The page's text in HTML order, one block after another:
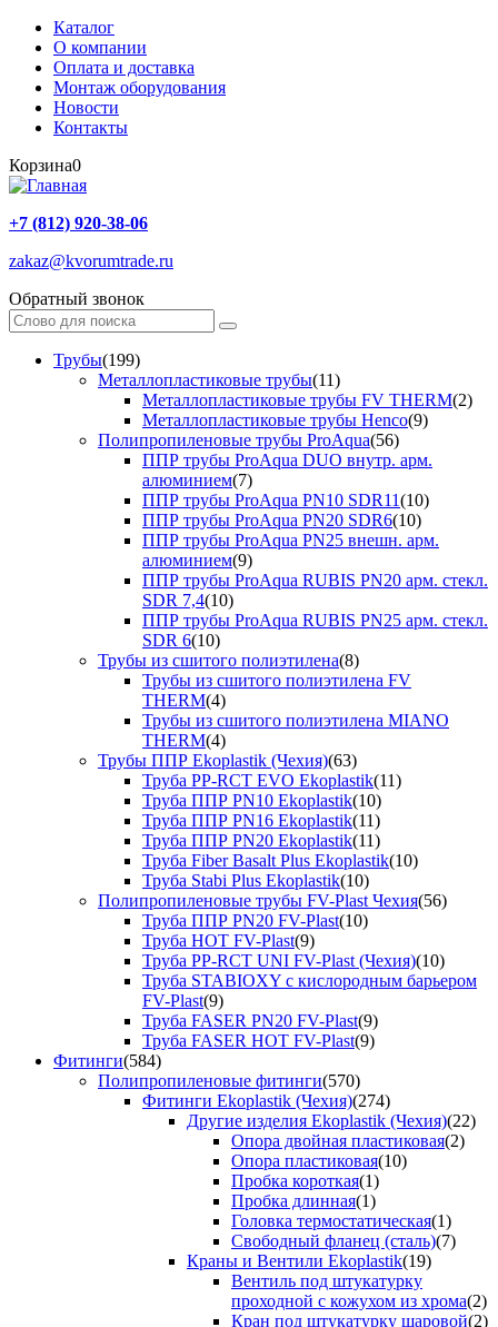
Каталог
О компании
Оплата и доставка
Монтаж оборудования
Новости
Контакты
Корзина0
+7 (812) 920-38-06
zakaz@kvorumtrade.ru
Обратный звонок
Трубы(199)
Металлопластиковые трубы(11)
Металлопластиковые трубы FV THERM(2)
Металлопластиковые трубы Henco(9)
Полипропиленовые трубы ProAqua(56)
ППР трубы ProAqua DUO внутр. арм.
алюминием(7)
ППР трубы ProAqua PN10 SDR11(10)
ППР трубы ProAqua PN20 SDR6(10)
ППР трубы ProAqua PN25 внешн. арм.
алюминием(9)
ППР трубы ProAqua RUBIS PN20 арм. стекл.
SDR 7,4(10)
ППР трубы ProAqua RUBIS PN25 арм. стекл.
SDR 6(10)
Трубы из сшитого полиэтилена(8)
Трубы из сшитого полиэтилена FV
THERM(4)
Трубы из сшитого полиэтилена MIANO
THERM(4)
Трубы ППР Ekoplastik (Чехия)(63)
Труба PP-RCT EVO Ekoplastik(11)
Труба ППР PN10 Ekoplastik(10)
Труба ППР PN16 Ekoplastik(11)
Труба ППР PN20 Ekoplastik(11)
Труба Fiber Basalt Plus Ekoplastik(10)
Труба Stabi Plus Ekoplastik(10)
Полипропиленовые трубы FV-Plast Чехия(56)
Труба ППР PN20 FV-Plast(10)
Труба HOT FV-Plast(9)
Труба PP-RCT UNI FV-Plast (Чехия)(10)
Труба STABIOXY с кислородным барьером
FV-Plast(9)
Труба FASER PN20 FV-Plast(9)
Труба FASER HOT FV-Plast(9)
Фитинги(584)
Полипропиленовые фитинги(570)
Фитинги Ekoplastik (Чехия)(274)
Другие изделия Ekoplastik (Чехия)(22)
Опора двойная пластиковая(2)
Опора пластиковая(10)
Пробка короткая(1)
Пробка длинная(1)
Головка термостатическая(1)
Свободный фланец (сталь)(7)
Краны и Вентили Ekoplastik(19)
Вентиль под штукатурку
проходной с кожухом из хрома(2)
Кран под штукатурку шаровой(2)